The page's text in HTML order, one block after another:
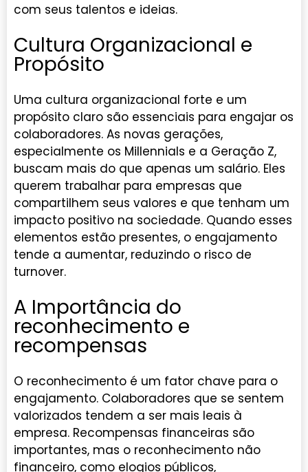
com seus talentos e ideias.
Cultura Organizacional e
Propósito
Uma cultura organizacional forte e um
propósito claro são essenciais para engajar os
colaboradores. As novas gerações,
especialmente os Millennials e a Geração Z,
buscam mais do que apenas um salário. Eles
querem trabalhar para empresas que
compartilhem seus valores e que tenham um
impacto positivo na sociedade. Quando esses
elementos estão presentes, o engajamento
tende a aumentar, reduzindo o risco de
turnover.
A Importância do
reconhecimento e
recompensas
O reconhecimento é um fator chave para o
engajamento. Colaboradores que se sentem
valorizados tendem a ser mais leais à
empresa. Recompensas financeiras são
importantes, mas o reconhecimento não
financeiro, como elogios públicos,